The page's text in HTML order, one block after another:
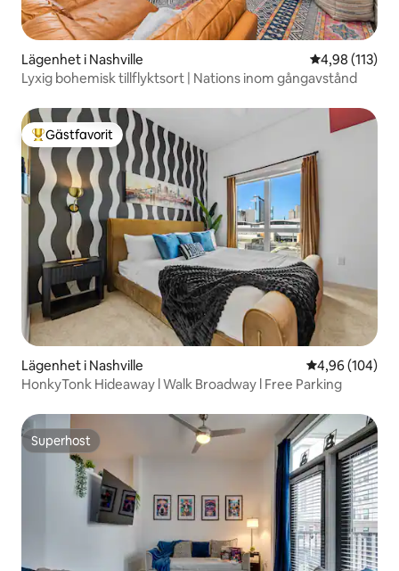
Lägenhet i Nashville 4,98 av 5 i
4,98 (113)
Lyxig bohemisk tillflyktsort | Nations inom gångavstånd
Populär gästfavorit
Gästfavorit
Lägenhet i Nashville 4,96 av 5 i
4,96 (104)
HonkyTonk Hideaway l Walk Broadway l Free Parking
Superhost
Superhost